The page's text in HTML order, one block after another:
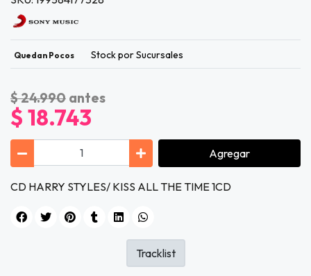
Quedan Pocos Stock por Sucursales
$ 24.990 antes
$ 18.743
Agregar
CD HARRY STYLES/ KISS ALL THE TIME 1CD
Tracklist